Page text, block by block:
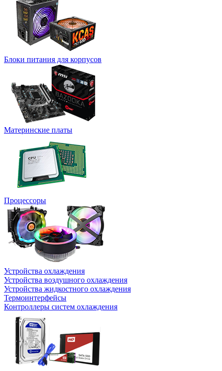
Блоки питания для корпусов
Материнские платы
Процессоры
Устройства охлаждения
Устройства воздушного охлаждения
Устройства жидкостного охлаждения
Термоинтерфейсы
Контроллеры систем охлаждения